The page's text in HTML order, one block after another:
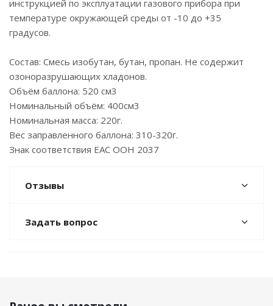
инструкцией по эксплуатации газового прибора при
температуре окружающей среды от -10 до +35
градусов.
Состав: Смесь изобутан, бутан, пропан. Не содержит
озоноразрушающих хладонов.
Объём баллона: 520 см3
Номинальный объём: 400см3
Номинальная масса: 220г.
Вес заправленного баллона: 310-320г.
Знак соответствия EAC ООН 2037
Отзывы
Задать вопрос